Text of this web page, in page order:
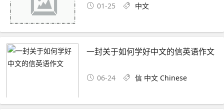
01-25 中文
一封关于如何学好中文的信英语作文
06-24 信 中文 Chinese